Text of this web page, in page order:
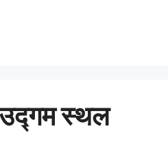
उद्गम स्थल